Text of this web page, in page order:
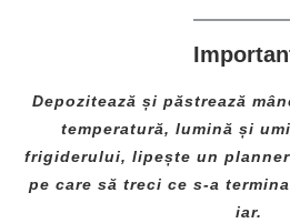
Depozitează și păstrează
temperatură, lumină și
frigiderului, lipește un
pe care să treci ce s-a
iar.